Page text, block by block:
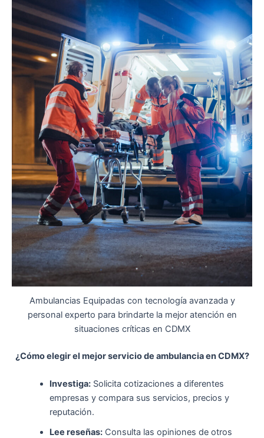
Ambulancias Equipadas con tecnología avanzada y
personal experto para brindarte la mejor atención en
situaciones críticas en CDMX
¿Cómo elegir el mejor servicio de ambulancia en CDMX?
Investiga:Solicita cotizaciones a diferentes
empresas y compara sus servicios, precios y
reputación.
Lee reseñas:Consulta las opiniones de otros